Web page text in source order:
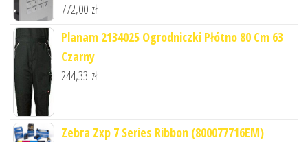
772,00 zł
Planam 2134025 Ogrodniczki Płótno 80 Cm 63
Czarny
244,33 zł
Zebra Zxp 7 Series Ribbon (800077716EM)